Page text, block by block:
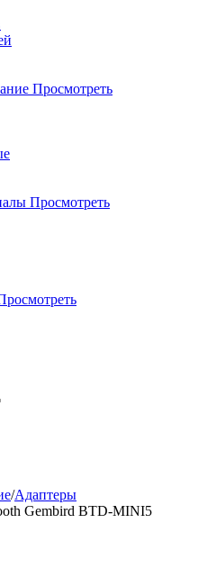
Просмотреть
Просмотреть
/Адаптеры
Gembird BTD-MINI5